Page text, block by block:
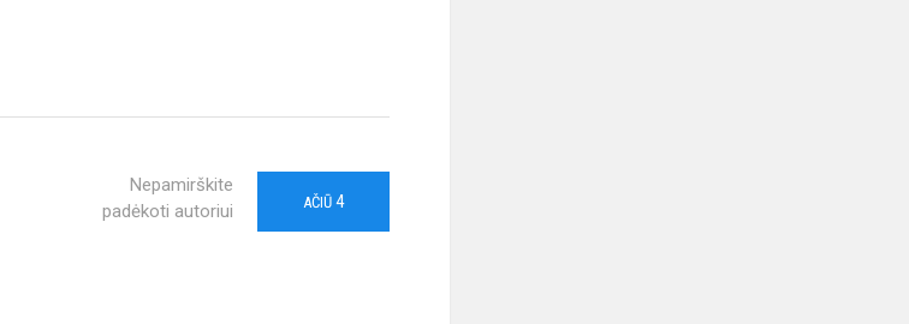
Nepamirškite
padėkoti autoriui
AČIŪ 4